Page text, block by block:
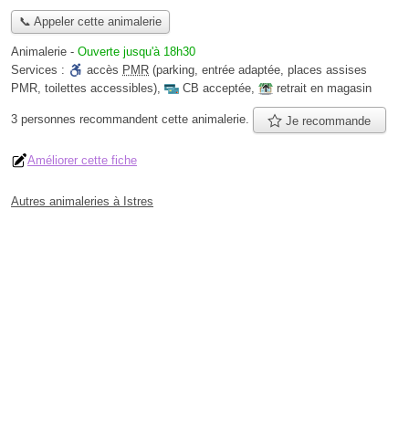
📞 Appeler cette animalerie
Animalerie - Ouverte jusqu'à 18h30
Services :
accès PMR (parking, entrée adaptée, places assises
PMR, toilettes accessibles), CB acceptée, retrait en magasin
3 personnes recommandent cette animalerie. Je recommande
Améliorer cette fiche
Autres animaleries à Istres